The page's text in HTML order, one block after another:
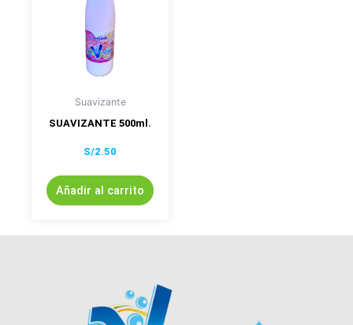
Suavizante
SUAVIZANTE 500ml.
S/2.50
Añadir al carrito